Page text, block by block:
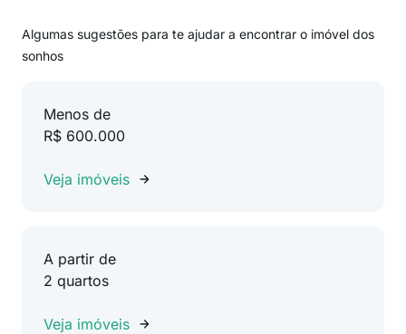
Algumas sugestões para te ajudar a encontrar o imóvel dos
sonhos
Menos de
R$ 600.000
Veja imóveis
A partir de
2 quartos
Veja imóveis